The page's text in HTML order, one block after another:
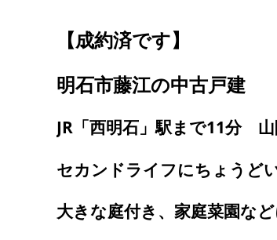
【成約済です】
明石市藤江の中古戸建
JR「西明石」駅まで11分
セカンドライフにちょうど
大きな庭付き、家庭菜園な